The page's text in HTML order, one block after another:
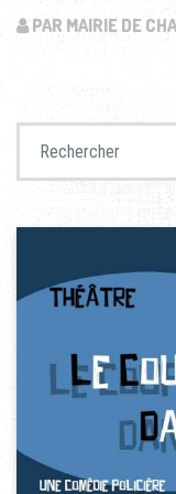
PAR MAIRIE DE